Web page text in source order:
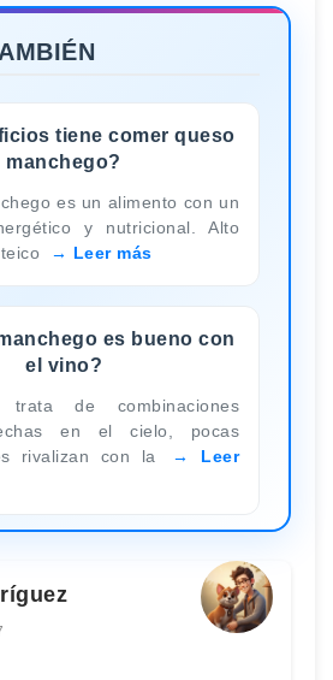
tiene comer queso
manchego?
es un alimento con un
y nutricional. Alto
Leer más
es bueno con
el vino?
de combinaciones
en el cielo, pocas
rivalizan con la
Leer